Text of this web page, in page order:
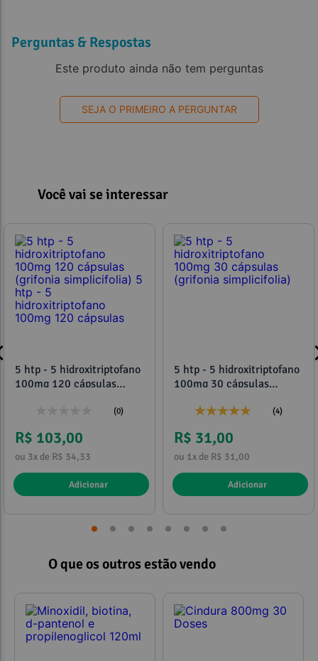
Referências:
Referências Bibliográficas
Perguntas & Respostas
Este produto ainda não tem perguntas
SEJA O PRIMEIRO A PERGUNTAR
Você vai se interessar
5 htp - 5 hidroxitriptofano
100mg 120 cápsulas
htp - 5 hidroxitriptofano
(0)
R$ 103,00
ou 3x de R$ 34,33
Adicionar
5 htp - 5 hidroxitriptofano
100mg 30 cápsulas
(4)
R$ 31,00
ou 1x de R$ 31,00
Adicionar
O que os outros estão vendo